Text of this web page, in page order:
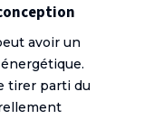
avoir un
tirer parti du